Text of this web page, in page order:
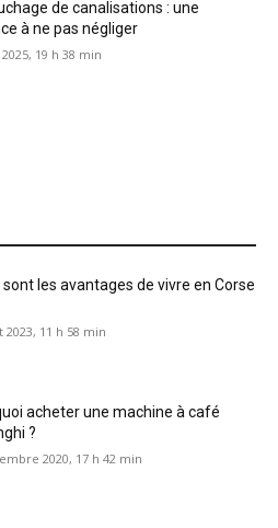
de canalisations : une
à ne pas négliger
19 h 38 min
sont les avantages de vivre en Corse
2023, 11 h 58 min
acheter une machine à café
?
2020, 17 h 42 min